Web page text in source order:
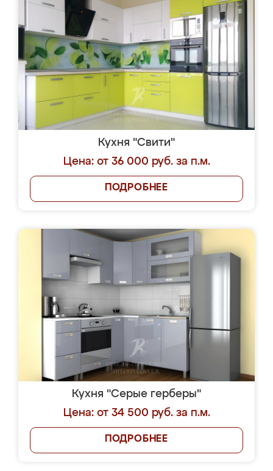
Кухня "Свити"
Цена: от 36 000 руб. за п.м.
ПОДРОБНЕЕ
Кухня "Серые герберы"
Цена: от 34 500 руб. за п.м.
ПОДРОБНЕЕ